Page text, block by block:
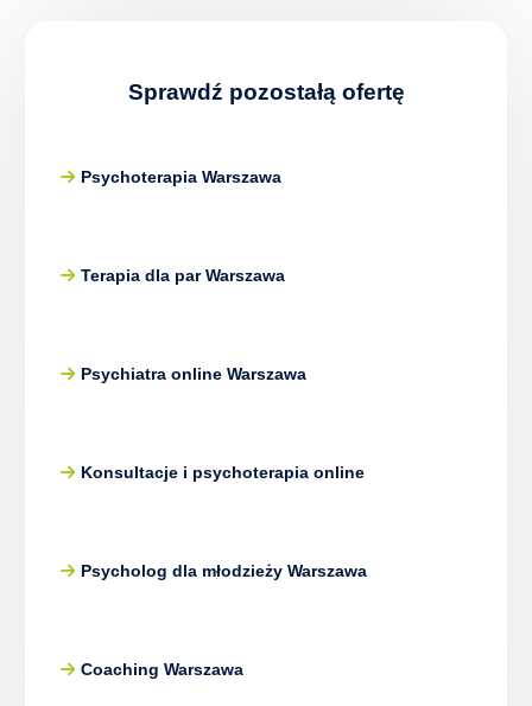
Sprawdź pozostałą ofertę
Psychoterapia Warszawa
Terapia dla par Warszawa
Psychiatra online Warszawa
Konsultacje i psychoterapia online
Psycholog dla młodzieży Warszawa
Coaching Warszawa